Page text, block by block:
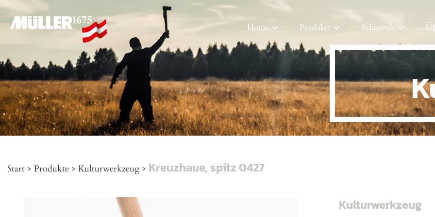
Home Produkte Schmiede
Start > Produkte > Kulturwerkzeug > Kreuzhaue, spitz 0427
Kulturwerkzeug